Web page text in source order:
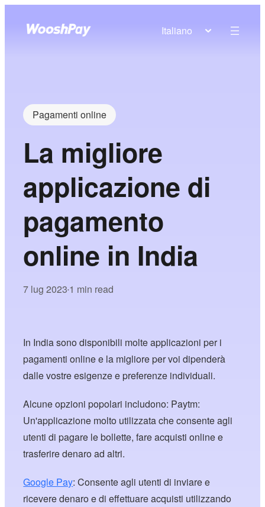
Italiano
Pagamenti online
La migliore
applicazione di
pagamento
online in India
7 lug 2023•1 min read
In India sono disponibili molte applicazioni per i
pagamenti online e la migliore per voi dipenderà
dalle vostre esigenze e preferenze individuali.
Alcune opzioni popolari includono: Paytm:
Un'applicazione molto utilizzata che consente agli
utenti di pagare le bollette, fare acquisti online e
trasferire denaro ad altri.
Google Pay: Consente agli utenti di inviare e
ricevere denaro e di effettuare acquisti utilizzando